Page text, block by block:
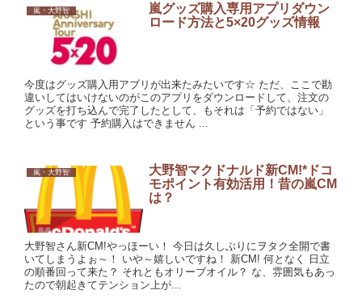
嵐・大野智
嵐グッズ購入専用アプリダウン
ロード方法と5×20グッズ情報
今度はグッズ購入用アブリが出来たみたいです☆ ただ、ここで勘
違いしてはいけないのがこのアプリをダウンロードして、注文の
グッズを打ち込んで完了したとして、もそれは「予約ではない」
という事です 予約購入はできません ...
嵐・大野智
大野智マクドナルド新CM!*ドコ
モポイント有効活用！昔の嵐CM
は？
大野智さん新CM!やっほーい！ 今日は久しぶりにヲタク全開で書
いてしまうよぉ～！ いや～嬉しいですね！ 新CM! 何となく 日立
の順番回って来た？ それともオリーブオイル？ な、雰囲気もあっ
たので朝起きてテンション上が...